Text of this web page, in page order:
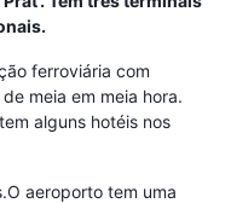
ferroviária com
meia em meia hora.
alguns hotéis nos
aeroporto tem uma